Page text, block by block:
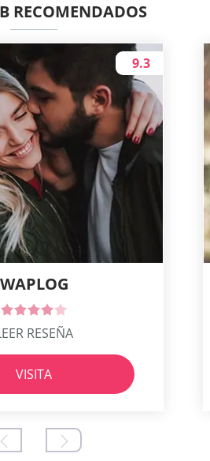
RECOMENDADOS
WAPLOG
9.3
RESEÑA
VISITA